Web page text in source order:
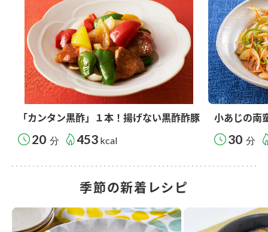
「カンタン黒酢」１本！揚げない黒酢酢豚
20 分 453 kcal
小あじの南
30 分
季節の新着レシピ